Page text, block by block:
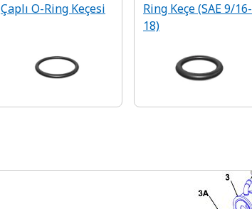
Çaplı O-Ring Keçesi
Ring Keçe (SAE 9/16-
18)